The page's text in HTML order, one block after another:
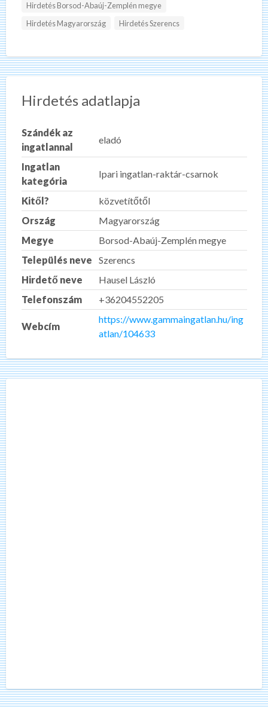
Hirdetés Borsod-Abaúj-Zemplén megye
Hirdetés Magyarország
Hirdetés Szerencs
Hirdetés adatlapja
Szándék az
ingatlannal
eladó
Ingatlan
kategória
Ipari ingatlan-raktár-csarnok
Kitől?
közvetítőtől
Ország
Magyarország
Megye
Borsod-Abaúj-Zemplén megye
Település neve
Szerencs
Hirdető neve
Hausel László
Telefonszám
+36204552205
Webcím
https://www.gammaingatlan.hu/ing
atlan/104633